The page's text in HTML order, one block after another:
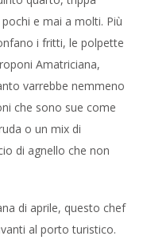
e mai a molti. Più
i fritti, le polpette
Amatriciana,
varrebbe nemmeno
che sono sue come
o un mix di
di agnello che non
di aprile, questo chef
al porto turistico.